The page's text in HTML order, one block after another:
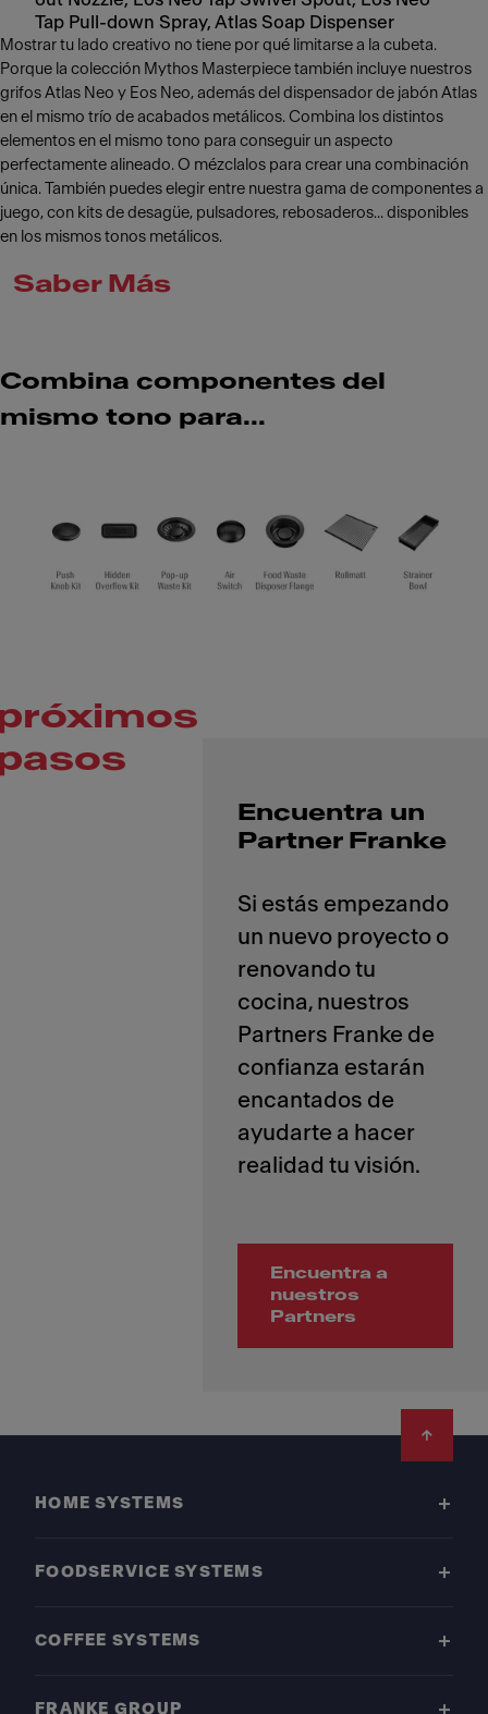
Mostrar tu lado creativo no tiene por qué limitarse a la cubeta.
Porque la colección Mythos Masterpiece también incluye nuestros
grifos Atlas Neo y Eos Neo, además del dispensador de jabón Atlas
en el mismo trío de acabados metálicos. Combina los distintos
elementos en el mismo tono para conseguir un aspecto
perfectamente alineado. O mézclalos para crear una combinación
única. También puedes elegir entre nuestra gama de componentes a
juego, con kits de desagüe, pulsadores, rebosaderos... disponibles
en los mismos tonos metálicos.
Saber Más
Combina componentes del
mismo tono para...
Encuentra un
Partner Franke
Si estás empezando
un nuevo proyecto o
renovando tu
cocina, nuestros
Partners Franke de
confianza estarán
encantados de
ayudarte a hacer
Encuentra a
nuestros
Partners
HOME SYSTEMS
FOODSERVICE SYSTEMS
COFFEE SYSTEMS
FRANKE GROUP